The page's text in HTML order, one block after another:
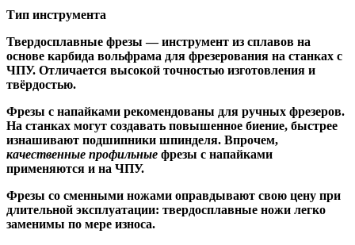
Тип инструмента
Твердосплавные фрезы — инструмент из сплавов на
основе карбида вольфрама для фрезерования на станках с
ЧПУ. Отличается высокой точностью изготовления и
твёрдостью.
Фрезы с напайками рекомендованы для ручных фрезеров.
На станках могут создавать повышенное биение, быстрее
изнашивают подшипники шпинделя. Впрочем,
качественные профильные фрезы с напайками
применяются и на ЧПУ.
Фрезы со сменными ножами оправдывают свою цену при
длительной эксплуатации: твердосплавные ножи легко
заменимы по мере износа.